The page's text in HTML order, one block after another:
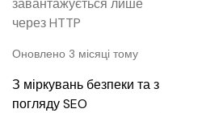
завантажується лише
через HTTP
Оновлено 3 місяці тому
З міркувань безпеки та з
погляду SEO